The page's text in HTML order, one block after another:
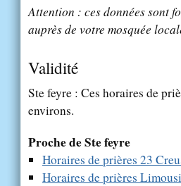
Attention : ces données sont
auprès de votre mosquée
Validité
Ste feyre : Ces horaires de
environs.
Proche de Ste feyre
Horaires de prières 23
Horaires de prières